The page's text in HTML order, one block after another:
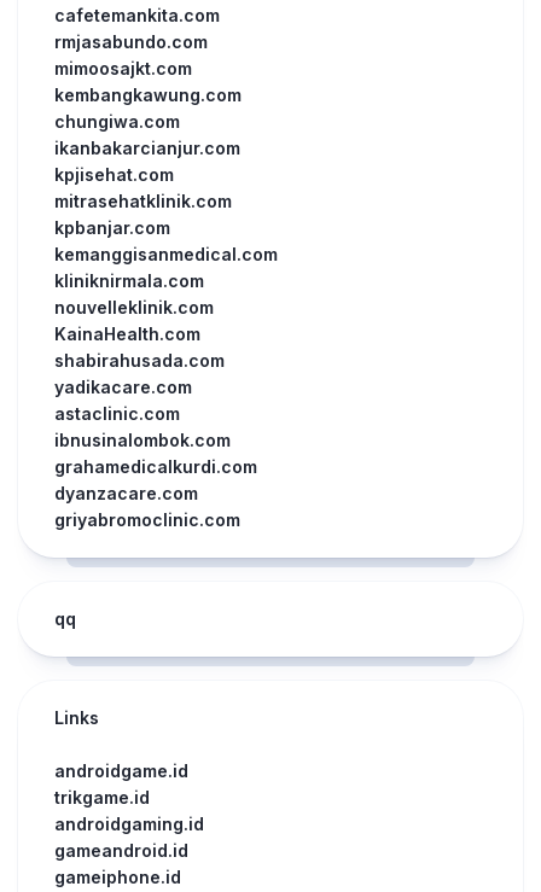
cafetemankita.com
rmjasabundo.com
mimoosajkt.com
kembangkawung.com
chungiwa.com
ikanbakarcianjur.com
kpjisehat.com
mitrasehatklinik.com
kpbanjar.com
kemanggisanmedical.com
kliniknirmala.com
nouvelleklinik.com
KainaHealth.com
shabirahusada.com
yadikacare.com
astaclinic.com
ibnusinalombok.com
grahamedicalkurdi.com
dyanzacare.com
griyabromoclinic.com
qq
Links
androidgame.id
trikgame.id
androidgaming.id
gameandroid.id
gameiphone.id